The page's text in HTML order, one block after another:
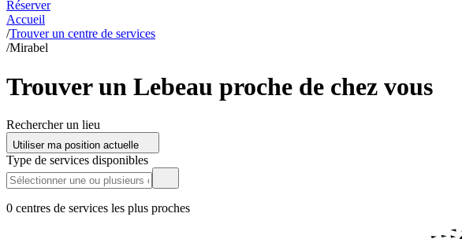
Réserver
Accueil
/Trouver un centre de services
/Mirabel
Trouver un Lebeau proche de chez vous
Rechercher un lieu
Utiliser ma position actuelle
Type de services disponibles
0 centres de services les plus proches